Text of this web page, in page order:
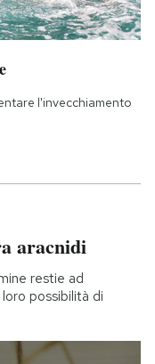
l'invecchiamento
aracnidi
restie ad
possibilità di